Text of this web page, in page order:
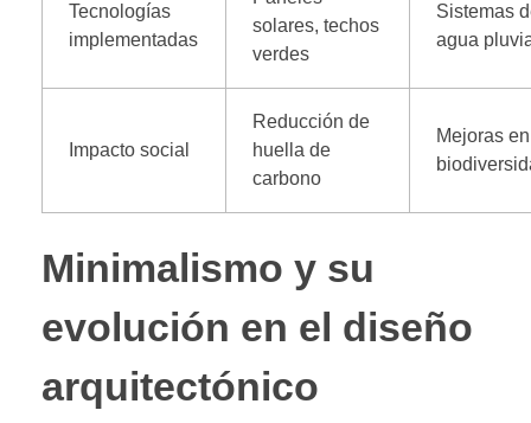
Tecnologías
implementadas
solares, techos
verdes
Sistemas
agua
Impacto social
Reducción de
huella de
carbono
Mejoras
Minimalismo y su
evolución en el diseño
arquitectónico